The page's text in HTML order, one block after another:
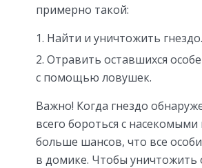
примерно такой:
Найти и уничтожить гнездо.
Отравить оставшихся
с помощью ловушек.
Важно! Когда гнездо
всего бороться с
больше шансов, что все
в домике. Чтобы уничтожить